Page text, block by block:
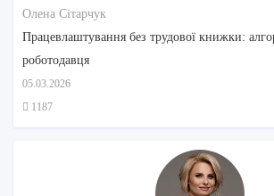
Олена Сітарчук
Працевлаштування без трудової книжки:
роботодавця
05.03.2026
1187